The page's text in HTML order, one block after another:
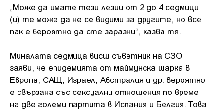
„Може да имате тези лезии от 2 до 4 седмици
(и) те може да не се видими за другите, но все
пак е вероятно да сте заразни“, казва тя.
Миналата седмица висш съветник на СЗО
заяви, че епидемията от маймунска шарка в
Европа, САЩ, Израел, Австралия и др. вероятно
е свързана със сексуални отношения по време
на две големи партита в Испания и Белгия. Това